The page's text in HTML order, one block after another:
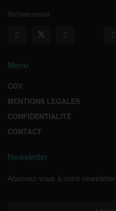
Suivez-nous
Menu
CGV
MENTIONS LEGALES
CONFIDENTIALITE
CONTACT
Newsletter
Abonnez-vous à notre newsletter